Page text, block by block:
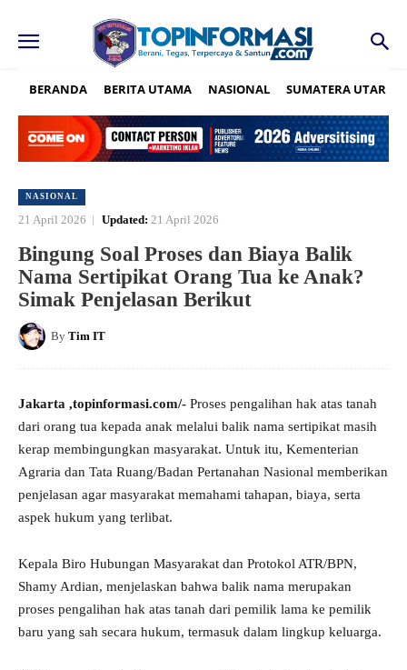
BERANDA BERITA UTAMA NASIONAL SUMATERA UTARA
NASIONAL
21 April 2026 Updated: 21 April 2026
Bingung Soal Proses dan Biaya Balik
Nama Sertipikat Orang Tua ke Anak?
Simak Penjelasan Berikut
By Tim IT
Jakarta ,topinformasi.com/- Proses pengalihan hak atas tanah
dari orang tua kepada anak melalui balik nama sertipikat masih
kerap membingungkan masyarakat. Untuk itu, Kementerian
Agraria dan Tata Ruang/Badan Pertanahan Nasional memberikan
penjelasan agar masyarakat memahami tahapan, biaya, serta
aspek hukum yang terlibat.
Kepala Biro Hubungan Masyarakat dan Protokol ATR/BPN,
Shamy Ardian, menjelaskan bahwa balik nama merupakan
proses pengalihan hak atas tanah dari pemilik lama ke pemilik
baru yang sah secara hukum, termasuk dalam lingkup keluarga.